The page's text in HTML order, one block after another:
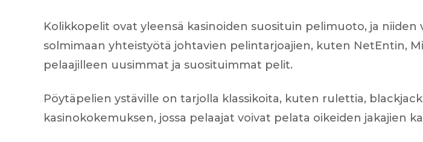
Kolikkopelit ovat yleensä kasinoiden suosituin pelimuoto, ja
solmimaan yhteistyötä johtavien pelintarjoajien, kuten NetEntin,
pelaajilleen uusimmat ja suosituimmat pelit.
Pöytäpelien ystäville on tarjolla klassikoita, kuten rulettia,
kasinokokemuksen, jossa pelaajat voivat pelata oikeiden jakajien